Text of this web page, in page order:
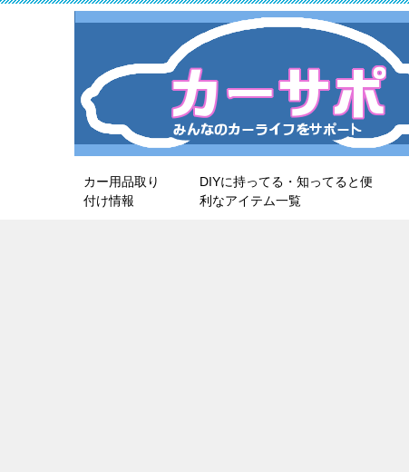
カー用品取り
付け情報
DIYに持ってる・知ってると便
利なアイテム一覧